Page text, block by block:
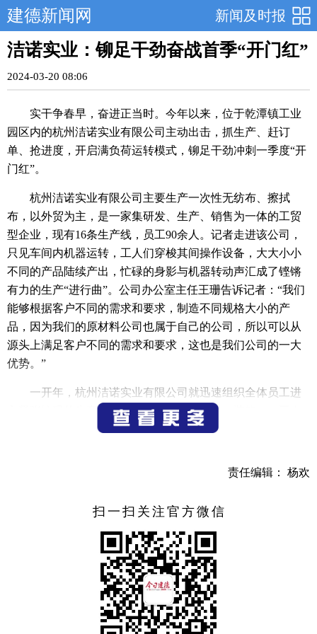
新闻及时报
建德新闻网
洁诺实业：铆足干劲奋战首季“开门红”
2024-03-20 08:06
实干争春早，奋进正当时。今年以来，位于乾潭镇工业
园区内的杭州洁诺实业有限公司主动出击，抓生产、赶订
单、抢进度，开启满负荷运转模式，铆足干劲冲刺一季度“开
门红”。
杭州洁诺实业有限公司主要生产一次性无纺布、擦拭
布，以外贸为主，是一家集研发、生产、销售为一体的工贸
型企业，现有16条生产线，员工90余人。记者走进该公司，
只见车间内机器运转，工人们穿梭其间操作设备，大大小小
不同的产品陆续产出，忙碌的身影与机器转动声汇成了铿锵
有力的生产“进行曲”。公司办公室主任王珊告诉记者：“我们
能够根据客户不同的需求和要求，制造不同规格大小的产
品，因为我们的原材料公司也属于自己的公司，所以可以从
源头上满足客户不同的需求和要求，这也是我们公司的一大
优势。”
一开年，杭州洁诺实业有限公司就迅速组织全体员工进
入紧张忙碌的生产状态。切割、分装、打包、装箱……工人
们在各自工作岗位上娴熟地忙碌着。据了解，今年1—2月
为推动企业更好发展，杭州洁诺实业有限公司不断改进
更加注重提升研发创新能力，因为只有不断优化和更新产
品，满足客户多样化的需求，才能不断向前发展。同时，推
进生产管理更加智能化，在目前使用ERP系统的基础上，再
上MES系统，让生产管理更加制度化、规范化、科学化，从
而提高生产效率，提升综合实力。
据了解，杭州洁诺实业有限公司自2018年落户建德以
责任编辑： 杨欢
扫一扫关注官方微信